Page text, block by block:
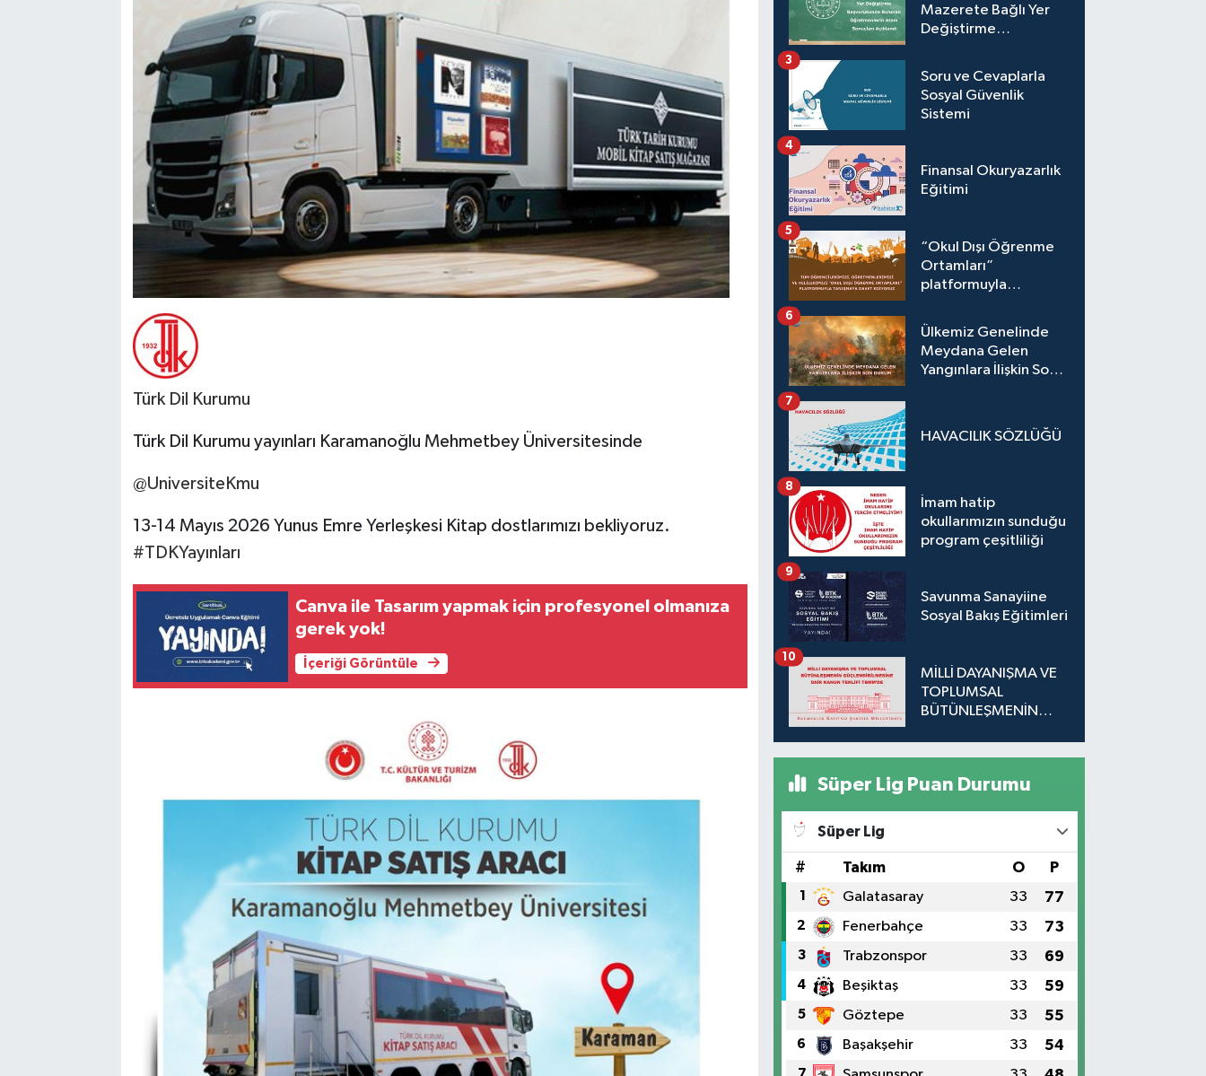
Türk Dil Kurumu
Türk Dil Kurumu yayınları Karamanoğlu Mehmetbey Üniversitesinde
@UniversiteKmu
13-14 Mayıs 2026 Yunus Emre Yerleşkesi Kitap dostlarımızı bekliyoruz.
#TDKYayınları
Canva ile Tasarım yapmak için profesyonel olmanıza
gerek yok!
İçeriği Görüntüle
Mazerete Bağlı Yer
Değiştirme
Atama Sonuçları
Açıklandı
Soru ve Cevaplarla
Sosyal Güvenlik
Sistemi
3
Finansal Okuryazarlık
Eğitimi
4
“Okul Dışı Öğrenme
Ortamları”
platformuyla
ediyoruz.
5
Ülkemiz Genelinde
Meydana Gelen
Yangınlara İlişkin Son
6
HAVACILIK SÖZLÜĞÜ
7
İmam hatip
okullarımızın sunduğu
program çeşitliliği
8
Savunma Sanayiine
Sosyal Bakış Eğitimleri
9
MİLLİ DAYANIŞMA VE
TOPLUMSAL
BÜTÜNLEŞMENİN
10
Süper Lig Puan Durumu
Süper Lig
# Takım O P
1 Galatasaray 33 77
2 Fenerbahçe 33 73
3 Trabzonspor 33 69
4 Beşiktaş 33 59
5 Göztepe 33 55
6 Başakşehir 33 54